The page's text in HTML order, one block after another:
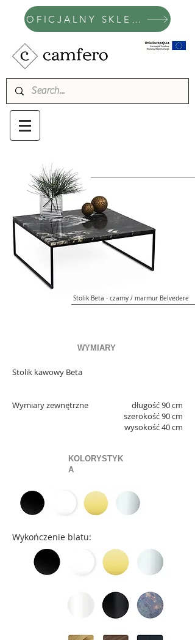
OFICJALNY SKLEP CAMFERO
Stolik Beta - czarny / marmur Belvedere
WYMIARY
Stolik kawowy Beta
Wymiary zewnętrzne
długość 90 cm
szerokość 90 cm
wysokość 40 cm
KOLORYSTYK
A
Wykończenie blatu: